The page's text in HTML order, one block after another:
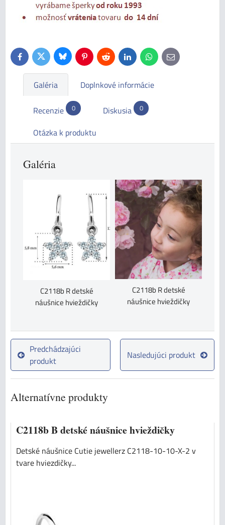
FacebookTwitterBlueskyPinterestReddit LinkedInWhatsApp
E-
mail
Galéria Doplnkové informácie
Recenzie 0 Diskusia 0
Otázka k produktu
Galéria
C2118b R detské
náušnice hvieždičky
C2118b R detské
náušnice hvieždičky
Predchádzajúci
produkt
Nasledujúci produkt
Alternatívne produkty
C2118b B detské náušnice hvieždičky
Detské náušnice Cutie jewellerz C2118-10-10-X-2 v
tvare hviezdičky...